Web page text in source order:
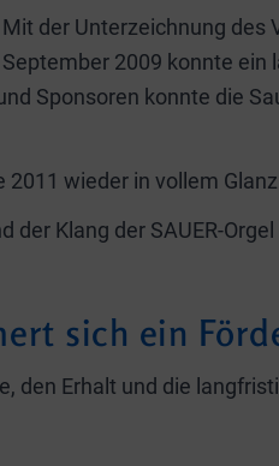
Mit der Unterzeichnung des
September 2009 konnte ein
Sponsoren konnte die
wieder in vollem
Klang der SAUER-
sich ein
den Erhalt und die